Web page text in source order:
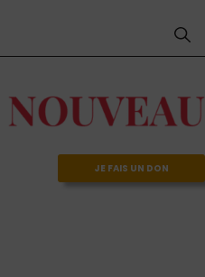
JE FAIS UN DON